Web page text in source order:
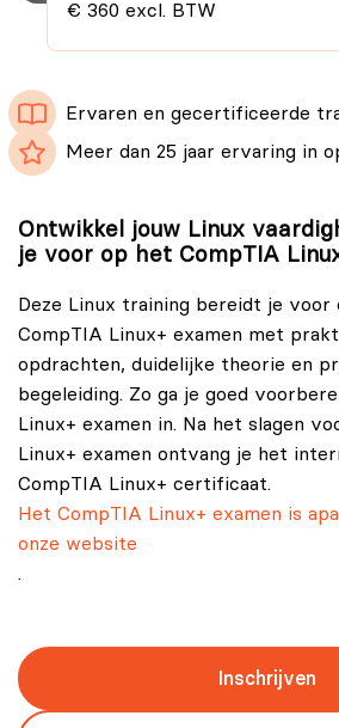
€ 360 excl. BTW
Ervaren en gecertificeerde
Meer dan 25 jaar ervaring in
Ontwikkel jouw Linux
je voor op het CompTIA
Deze Linux training bereidt je
CompTIA Linux+ examen met
opdrachten, duidelijke theorie en
begeleiding. Zo ga je goed
Linux+ examen in. Na het slagen
Linux+ examen ontvang je het
CompTIA Linux+ certificaat.
Het CompTIA Linux+ examen is
onze website
.
Inschrijven